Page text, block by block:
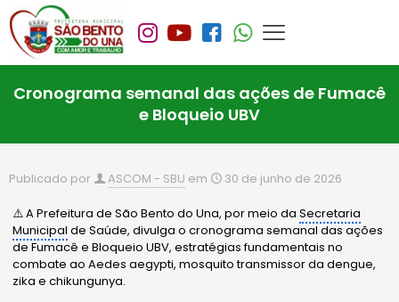
Cronograma semanal das ações de Fumacê
e Bloqueio UBV
Publicado por ASCOM - SBU em 30 de junho de 2026
⚠️ A Prefeitura de São Bento do Una, por meio daSecretaria
Municipal de Saúde, divulga o cronograma semanal das ações
de Fumacê e Bloqueio UBV, estratégias fundamentais no
combate ao Aedes aegypti, mosquito transmissor da dengue,
zika e chikungunya.